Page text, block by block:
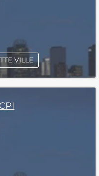
VILLE